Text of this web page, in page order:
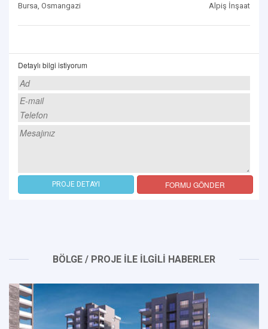
Bursa, Osmangazi Alpiş İnşaat
Detaylı bilgi istiyorum
PROJE DETAYI FORMU GÖNDER
BÖLGE / PROJE İLE İLGİLİ HABERLER